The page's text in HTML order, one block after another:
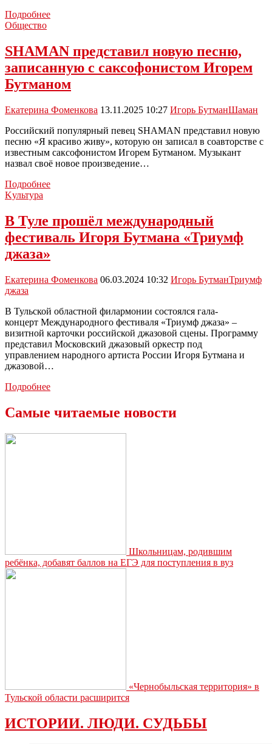
ПодробнееВ
Международный
фестиваль
«Триумф
Общество
SHAMAN представил новую песню,
записанную с саксофонистом Игорем
Бутманом
Екатерина Фоменкова 13.11.2025 10:27 Игорь БутманШаман
Российский популярный певец SHAMAN представил новую
песню «Я красиво живу», которую он записал в соавторстве с
известным саксофонистом Игорем Бутманом. Музыкант
назвал своё новое произведение…
ПодробнееSHAMAN
записанную
с
Игорем
Kультура
В Туле прошёл международный
фестиваль Игоря Бутмана «Триумф
джаза»
Екатерина Фоменкова 06.03.2024 10:32 Игорь БутманТриумф
джаза
В Тульской областной филармонии состоялся гала-
концерт Международного фестиваля «Триумф джаза» –
визитной карточки российской джазовой сцены. Программу
представил Московский джазовый оркестр под
управлением народного артиста России Игоря Бутмана и
джазовой…
ПодробнееВ
международный
Самые читаемые новости
Школьницам, родившим
ребёнка, добавят баллов на ЕГЭ для поступления в вуз
«Чернобыльская территория» в
Тульской области расширится
ИСТОРИИ. ЛЮДИ. СУДЬБЫ